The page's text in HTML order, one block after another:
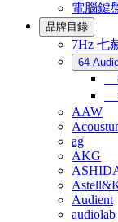
電腦鍵
品牌目錄
7Hz 七
64
AAW
ag
AKG
Audient
audiolab